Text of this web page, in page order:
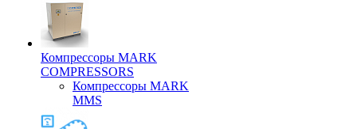
Компрессоры MARK
COMPRESSORS
Компрессоры MARK
MMS